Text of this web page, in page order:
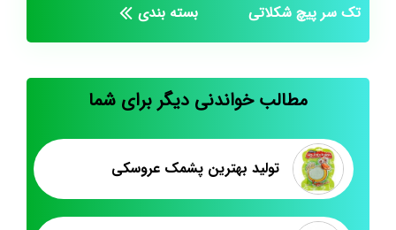
تک سر پیچ شکلاتی
بسته بندی
مطالب خواندنی دیگر برای شما
تولید بهترین پشمک عروسکی